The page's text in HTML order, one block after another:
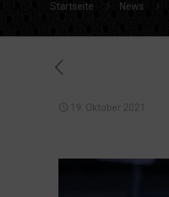
Startseite News
19. Oktober 2021